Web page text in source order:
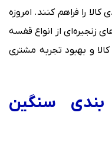
را فراهم کنند. امروزه
زنجیره‌ای از انواع قفسه
و بهبود تجربه مشتری
بندی سنگین